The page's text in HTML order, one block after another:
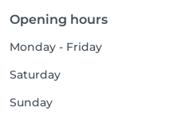
Opening hours
Monday - Friday
Saturday
Sunday